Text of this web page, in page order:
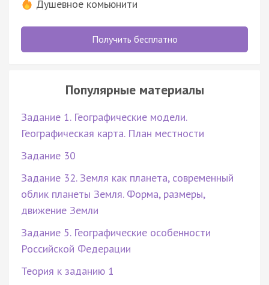
Душевное комьюнити
Получить бесплатно
Популярные материалы
Задание 1. Географические модели.
Географическая карта. План местности
Задание 30
Задание 32. Земля как планета, современный
облик планеты Земля. Форма, размеры,
движение Земли
Задание 5. Географические особенности
Российской Федерации
Теория к заданию 1